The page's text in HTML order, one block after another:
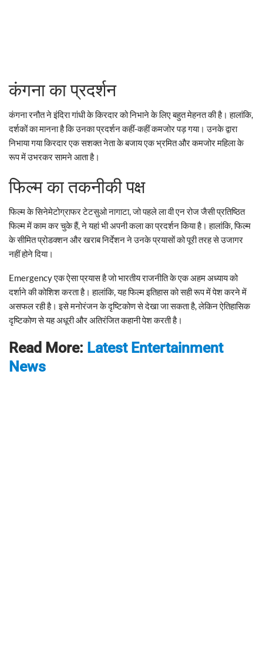
कंगना का प्रदर्शन
कंगना रनौत ने इंदिरा गांधी के किरदार को निभाने के लिए बहुत मेहनत की है। हालांकि,
दर्शकों का मानना है कि उनका प्रदर्शन कहीं-कहीं कमजोर पड़ गया। उनके द्वारा
निभाया गया किरदार एक सशक्त नेता के बजाय एक भ्रमित और कमजोर महिला के
रूप में उभरकर सामने आता है।
फिल्म का तकनीकी पक्ष
फिल्म के सिनेमेटोग्राफर टेटसुओ नागाटा, जो पहले ला वी एन रोज जैसी प्रतिष्ठित
फिल्म में काम कर चुके हैं, ने यहां भी अपनी कला का प्रदर्शन किया है। हालांकि, फिल्म
के सीमित प्रोडक्शन और खराब निर्देशन ने उनके प्रयासों को पूरी तरह से उजागर
नहीं होने दिया।
Emergency एक ऐसा प्रयास है जो भारतीय राजनीति के एक अहम अध्याय को
दर्शाने की कोशिश करता है। हालांकि, यह फिल्म इतिहास को सही रूप में पेश करने में
असफल रही है। इसे मनोरंजन के दृष्टिकोण से देखा जा सकता है, लेकिन ऐतिहासिक
दृष्टिकोण से यह अधूरी और अतिरंजित कहानी पेश करती है।
Read More: Latest Entertainment
News